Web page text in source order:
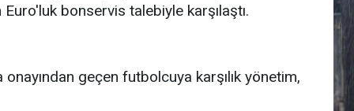
bonservis talebiyle karşılaştı.
geçen futbolcuya karşılık yönetim,